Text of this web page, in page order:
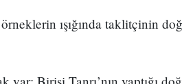
ışığında taklitçinin